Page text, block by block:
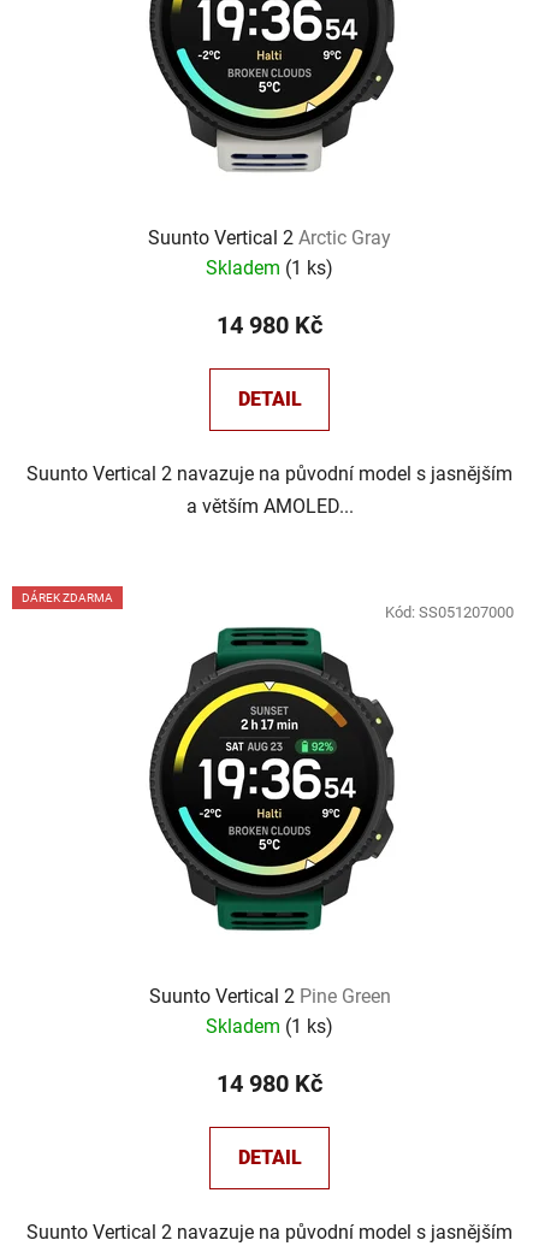
Suunto Vertical 2 Arctic Gray
Skladem (1 ks)
14 980 Kč
DETAIL
Suunto Vertical 2 navazuje na původní model s jasnějším
a větším AMOLED...
DÁREK ZDARMA
Suunto Vertical 2 Pine Green
Skladem (1 ks)
14 980 Kč
DETAIL
Suunto Vertical 2 navazuje na původní model s jasnějším
Kód: SS051207000